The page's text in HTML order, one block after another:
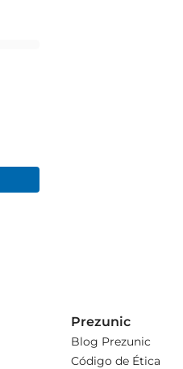
Prezunic
Blog Prezunic
Código de Ética